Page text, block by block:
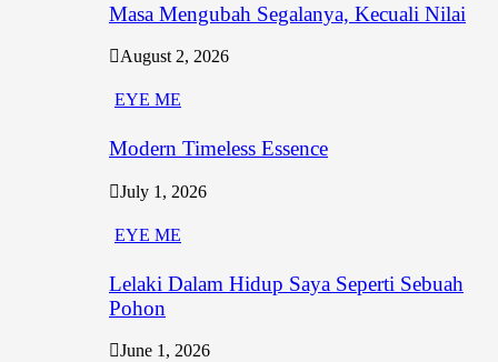
Masa Mengubah Segalanya, Kecuali Nilai
August 2, 2026
EYE ME
Modern Timeless Essence
July 1, 2026
EYE ME
Lelaki Dalam Hidup Saya Seperti Sebuah
Pohon
June 1, 2026